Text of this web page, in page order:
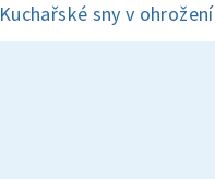
Kuchařské sny v ohrožení